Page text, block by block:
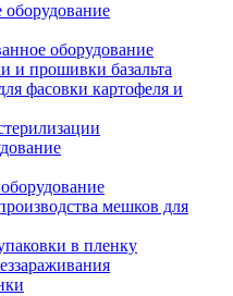
оборудование
и прошивки базальта
фасовки картофеля и
мешков для
в пленку